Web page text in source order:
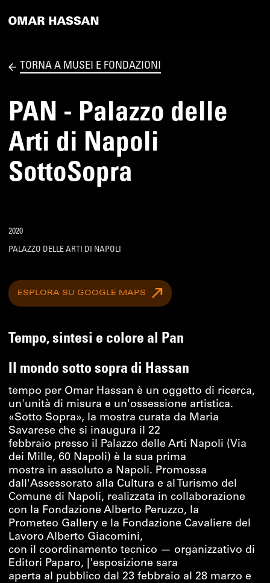
TORNA A MUSEI E FONDAZIONI
PAN - Palazzo delle
Arti di Napoli
SottoSopra
2020
PALAZZO DELLE ARTI DI NAPOLI
ESPLORA SU GOOGLE MAPS
Tempo, sintesi e colore al Pan
Il mondo sotto sopra di Hassan
tempo per Omar Hassan è un oggetto di ricerca,
un'unità di misura e un'ossessione artistica.
«Sotto Sopra», la mostra curata da Maria
Savarese che si inaugura il 22
febbraio presso il Palazzo delle Arti Napoli (Via
dei Mille, 60 Napoli) è la sua prima
mostra in assoluto a Napoli. Promossa
dall'Assessorato alla Cultura e al Turismo del
Comune di Napoli, realizzata in collaborazione
con la Fondazione Alberto Peruzzo, la
Prometeo Gallery e la Fondazione Cavaliere del
Lavoro Alberto Giacomini,
con il coordinamento tecnico — organizzativo di
Editori Paparo, |'esposizione sara
aperta al pubblico dal 23 febbraio al 28 marzo e